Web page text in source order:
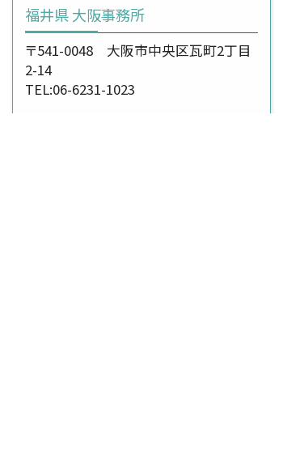
福井県 大阪事務所
〒541-0048 大阪市中央区瓦町2丁目
2-14
TEL:06-6231-1023